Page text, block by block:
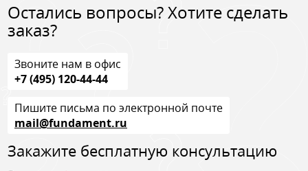
Остались вопросы? Хотите сделать
заказ?
Звоните нам в офис
+7 (495) 120-44-44
Пишите письма по электронной почте
mail@fundament.ru
Закажите бесплатную консультацию